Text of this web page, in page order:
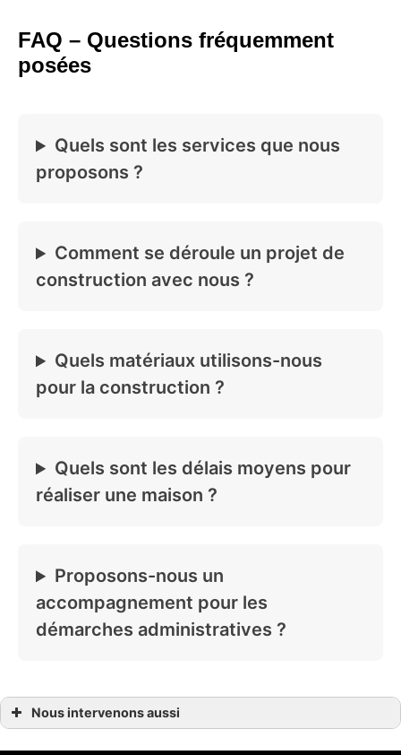
FAQ – Questions fréquemment
posées
Quels sont les services que nous
proposons ?
Comment se déroule un projet de
construction avec nous ?
Quels matériaux utilisons-nous
pour la construction ?
Quels sont les délais moyens pour
réaliser une maison ?
Proposons-nous un
accompagnement pour les
démarches administratives ?
Nous intervenons aussi
Construction de maison à Arès